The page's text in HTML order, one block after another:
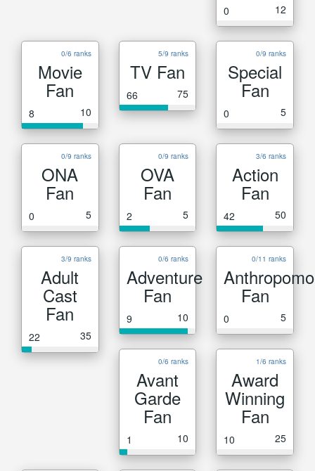
0 12
0/6 ranks
Movie
Fan
8 10
5/9 ranks
TV Fan
66 75
0/9 ranks
Special
Fan
0 5
0/9 ranks
ONA
Fan
0 5
0/9 ranks
OVA
Fan
2 5
3/6 ranks
Action
Fan
42 50
3/9 ranks
Adult
Cast
Fan
22 35
0/6 ranks
Adventure
Fan
9 10
0/11 ranks
Fan
0 5
0/6 ranks
Avant
Garde
Fan
1 10
1/6 ranks
Award
Winning
Fan
10 25